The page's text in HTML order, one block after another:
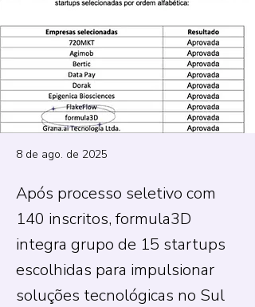
8 de ago. de 2025
Após processo seletivo com
140 inscritos, formula3D
integra grupo de 15 startups
escolhidas para impulsionar
soluções tecnológicas no Sul